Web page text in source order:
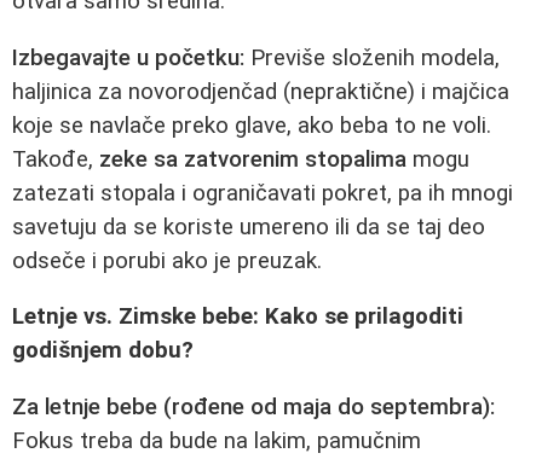
Izbegavajte u početku: Previše složenih modela,
haljinica za novorodjenčad (nepraktične) i majčica
koje se navlače preko glave, ako beba to ne voli.
Takođe, zeke sa zatvorenim stopalima mogu
zatezati stopala i ograničavati pokret, pa ih mnogi
savetuju da se koriste umereno ili da se taj deo
odseče i porubi ako je preuzak.
Letnje vs. Zimske bebe: Kako se prilagoditi
godišnjem dobu?
Za letnje bebe (rođene od maja do septembra):
Fokus treba da bude na lakim, pamučnim